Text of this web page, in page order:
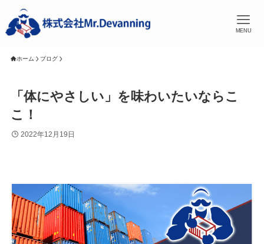
MENU
ホーム ブログ
「体にやさしい」を味わいたいならこ
こ！
2022年12月19日